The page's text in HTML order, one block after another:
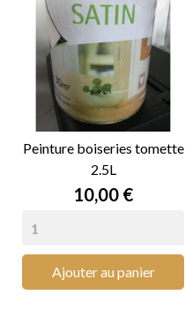
Peinture boiseries tomette
2.5L
Prix
10,00 €
Ajouter au panier